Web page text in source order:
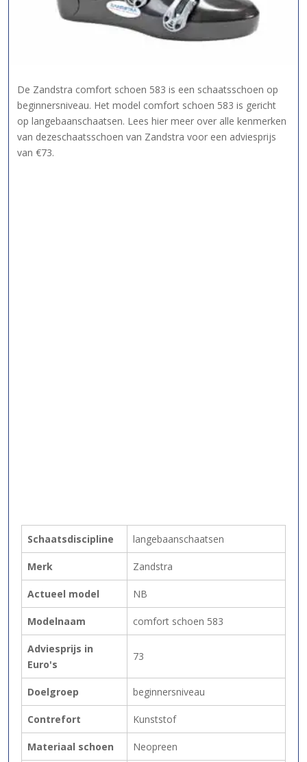
De Zandstra comfort schoen 583 is een schaatsschoen op
beginnersniveau. Het model comfort schoen 583 is gericht
op langebaanschaatsen. Lees hier meer over alle kenmerken
van dezeschaatsschoen van Zandstra voor een adviesprijs
van €73.
Schaatsdiscipline langebaanschaatsen
Merk Zandstra
Actueel model NB
Modelnaam comfort schoen 583
Adviesprijs in
Euro's
73
Doelgroep beginnersniveau
Contrefort Kunststof
Materiaal schoen Neopreen